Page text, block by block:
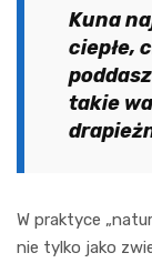
Kuna
ciepłe,
takie
W praktyce
nie tylko jako